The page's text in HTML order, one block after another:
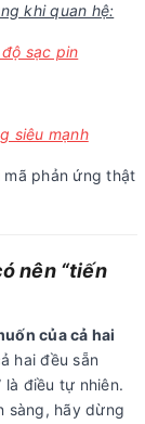
khi quan hệ:
sạc pin
siêu mạnh
nên “tiến
của cả hai
hai đều sẵn
là điều tự nhiên.
sàng, hãy dừng